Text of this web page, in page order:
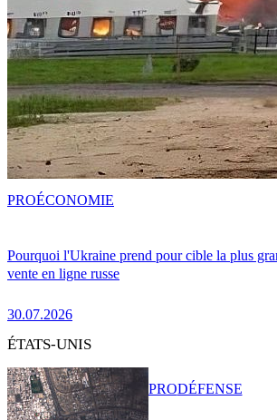
Pourquoi l'Ukraine prend pour cible la plus
vente en ligne russe
30.07.2026
PROÉCONOMIE
ÉTATS-UNIS
PRODÉFENSE